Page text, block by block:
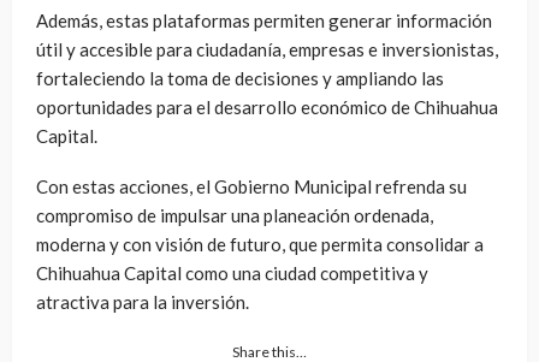
Además, estas plataformas permiten generar información
útil y accesible para ciudadanía, empresas e inversionistas,
fortaleciendo la toma de decisiones y ampliando las
oportunidades para el desarrollo económico de Chihuahua
Capital.
Con estas acciones, el Gobierno Municipal refrenda su
compromiso de impulsar una planeación ordenada,
moderna y con visión de futuro, que permita consolidar a
Chihuahua Capital como una ciudad competitiva y
atractiva para la inversión.
Share this…